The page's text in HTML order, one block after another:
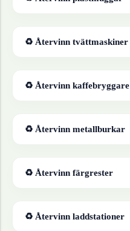
♻ Återvinn tvättmaskiner
♻ Återvinn kaffebryggare
♻ Återvinn metallburkar
♻ Återvinn färgrester
♻ Återvinn laddstationer